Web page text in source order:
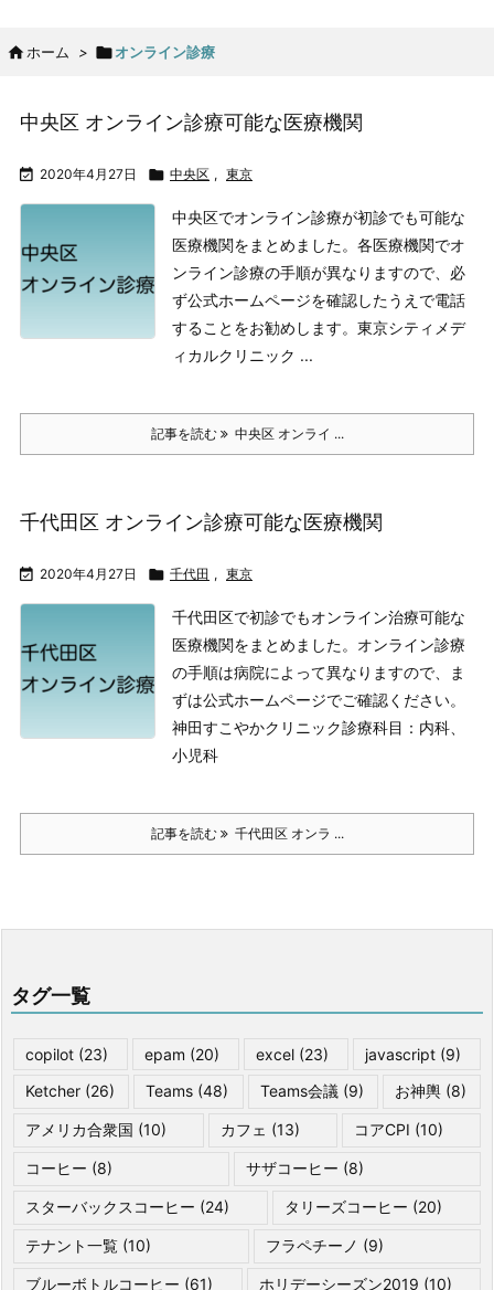
 ホーム > オンライン診療
中央区 オンライン診療可能な医療機関
 2020年4月27日  中央区 , 東京
中央区でオンライン診療が初診でも可能な
医療機関をまとめました。 各医療機関でオ
ンライン診療の手順が異なりますので、必
ず公式ホームページを確認したうえで電話
することをお勧めします。 東京シティメデ
ィカルクリニック ...
記事を読む 中央区 オンライ ...
千代田区 オンライン診療可能な医療機関
 2020年4月27日  千代田 , 東京
千代田区で初診でもオンライン治療可能な
医療機関をまとめました。 オンライン診療
の手順は病院によって異なりますので、ま
ずは公式ホームページでご確認ください。
神田すこやかクリニック診療科目：内科、
小児科
記事を読む 千代田区 オンラ ...
タグ一覧
copilot (23) epam (20) excel (23) javascript (9)
Ketcher (26) Teams (48) Teams会議 (9) お神輿(8)
アメリカ合衆国 (10) カフェ (13) コアCPI (10)
コーヒー (8) サザコーヒー (8)
スターバックスコーヒー (24) タリーズコーヒー (20)
テナント一覧 (10) フラペチーノ (9)
ブルーボトルコーヒー (61) ホリデーシーズン2019 (10)